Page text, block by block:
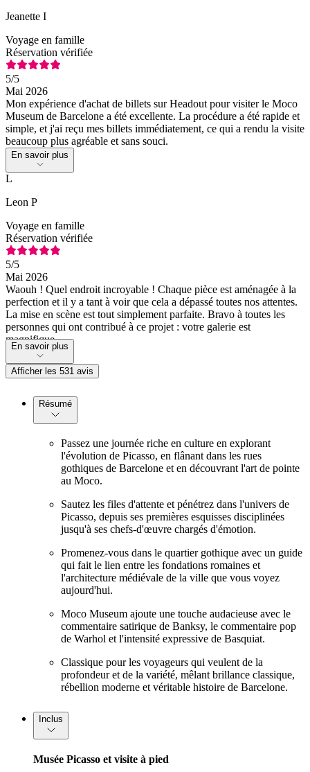
Jeanette I
Voyage en famille
Réservation vérifiée
5/5
Mai 2026
Mon expérience d'achat de billets sur Headout pour visiter le Moco
Museum de Barcelone a été excellente. La procédure a été rapide et
simple, et j'ai reçu mes billets immédiatement, ce qui a rendu la visite
beaucoup plus agréable et sans souci.
En savoir plus
L
Leon P
Voyage en famille
Réservation vérifiée
5/5
Mai 2026
Waouh ! Quel endroit incroyable ! Chaque pièce est aménagée à la
perfection et il y a tant à voir que cela a dépassé toutes nos attentes.
La mise en scène est tout simplement parfaite. Bravo à toutes les
personnes qui ont contribué à ce projet : votre galerie est
magnifique.
En savoir plus
Afficher les 531 avis
Résumé
Passez une journée riche en culture en explorant
l'évolution de Picasso, en flânant dans les rues
gothiques de Barcelone et en découvrant l'art de pointe
au Moco.
Sautez les files d'attente et pénétrez dans l'univers de
Picasso, depuis ses premières esquisses disciplinées
jusqu'à ses chefs-d'œuvre chargés d'émotion.
Promenez-vous dans le quartier gothique avec un guide
qui fait le lien entre les fondations romaines et
l'architecture médiévale de la ville que vous voyez
aujourd'hui.
Moco Museum ajoute une touche audacieuse avec le
commentaire satirique de Banksy, le commentaire pop
de Warhol et l'intensité expressive de Basquiat.
Classique pour les voyageurs qui veulent de la
profondeur et de la variété, mêlant brillance classique,
rébellion moderne et véritable histoire de Barcelone.
Inclus
Musée Picasso et visite à pied